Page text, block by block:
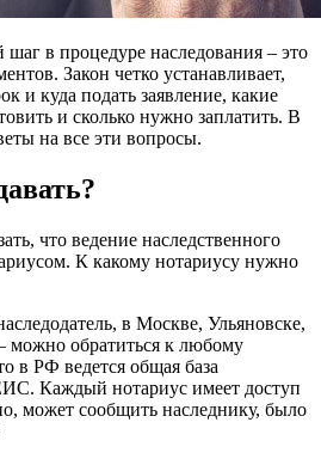
в процедуре наследования – это
Закон четко устанавливает,
и куда подать заявление, какие
и сколько нужно заплатить. В
на все эти вопросы.
что ведение наследственного
К какому нотариусу нужно
в Москве, Ульяновске,
обратиться к любому
в РФ ведется общая база
Каждый нотариус имеет доступ
может сообщить наследнику, было